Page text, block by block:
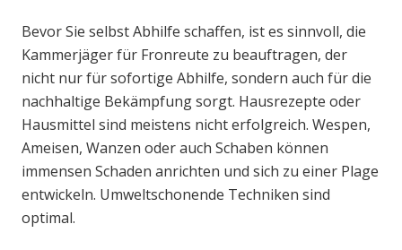
Bevor Sie selbst Abhilfe schaffen, ist es sinnvoll, die
Kammerjäger für Fronreute zu beauftragen, der
nicht nur für sofortige Abhilfe, sondern auch für die
nachhaltige Bekämpfung sorgt. Hausrezepte oder
Hausmittel sind meistens nicht erfolgreich. Wespen,
Ameisen, Wanzen oder auch Schaben können
immensen Schaden anrichten und sich zu einer Plage
entwickeln. Umweltschonende Techniken sind
optimal.